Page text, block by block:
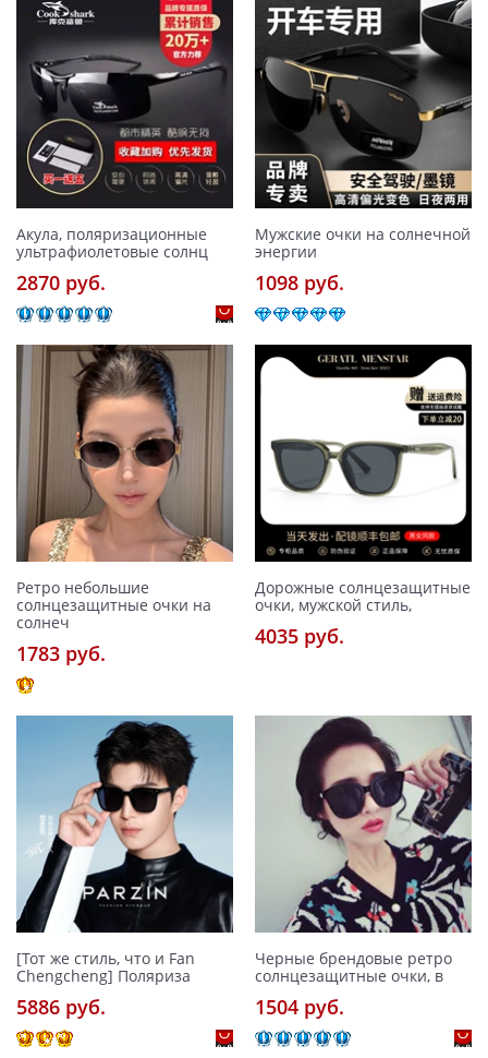
Акула, поляризационные
ультрафиолетовые солнц
2870 pуб.
Мужские очки на солнечной
энергии
1098 pуб.
Ретро небольшие
солнцезащитные очки на
солнеч
1783 pуб.
Дорожные солнцезащитные
очки, мужской стиль,
4035 pуб.
[Тот же стиль, что и Fan
Chengcheng] Поляриза
5886 pуб.
Черные брендовые ретро
солнцезащитные очки, в
1504 pуб.